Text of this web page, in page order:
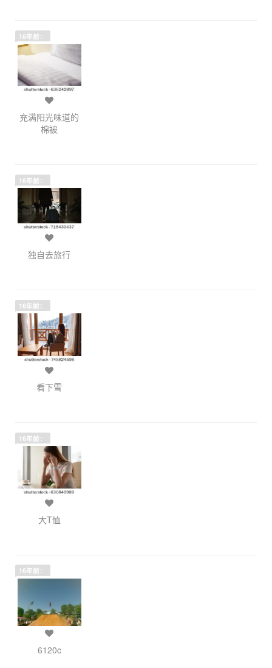
16年前：
充满阳光味道的
棉被
16年前：
独自去旅行
16年前：
看下雪
16年前：
大T恤
16年前：
6120c